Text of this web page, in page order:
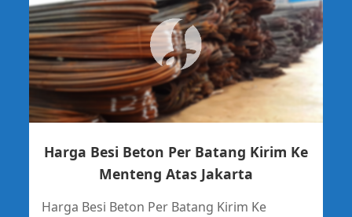
Harga Besi Beton Per Batang Kirim Ke
Menteng Atas Jakarta
Harga Besi Beton Per Batang Kirim Ke